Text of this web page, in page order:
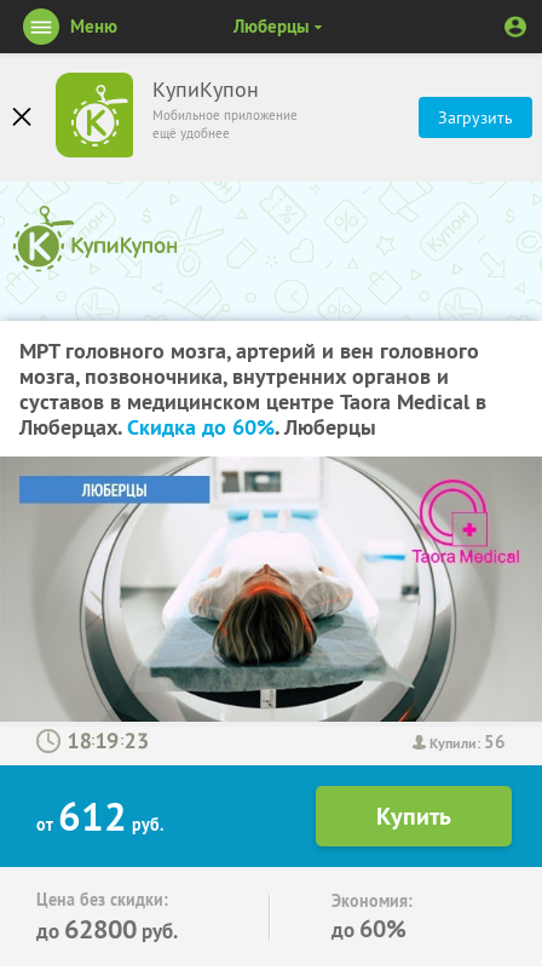
КупиКупон
Мобильное приложение
ещё удобнее
Загрузить
Меню Люберцы
МРТ головного мозга, артерий и вен головного
мозга, позвоночника, внутренних органов и
суставов в медицинском центре Taora Medical в
Люберцах.Скидка до 60%. Люберцы
Купили: 56
: :
от 612 руб.
Цена без скидки:
до 62800 руб.
Экономия:
до 60%